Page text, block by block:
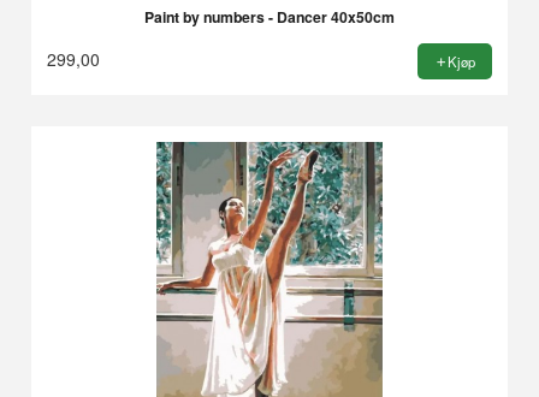
Paint by numbers - Dancer 40x50cm
299,00 Kjøp